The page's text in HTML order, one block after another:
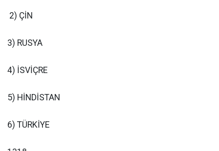
2) ÇİN
3) RUSYA
4) İSVİÇRE
5) HİNDİSTAN
6) TÜRKİYE